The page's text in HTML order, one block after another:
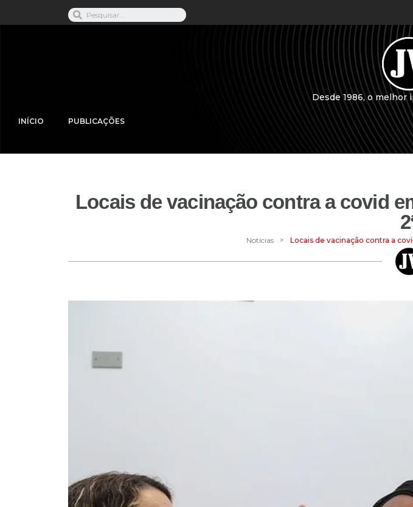
Desde 1986, o melhor
INÍCIO PUBLICAÇÕES
Locais de vacinação contra a covid
Notícias > Locais de vacinação contra a